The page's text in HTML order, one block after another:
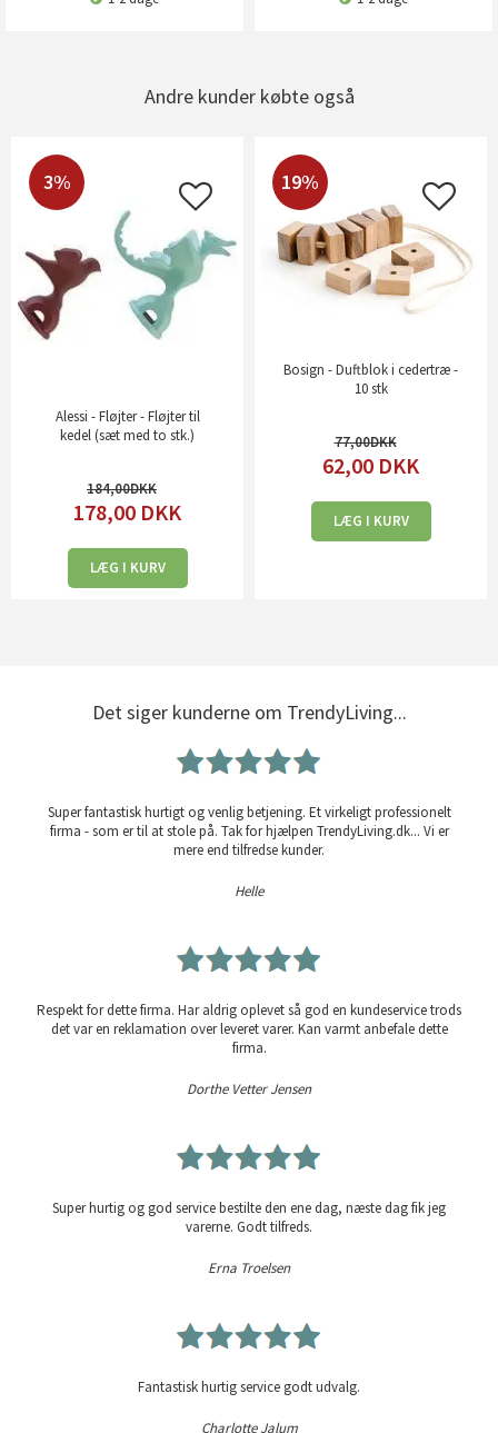
Andre kunder købte også
3%
Alessi - Fløjter - Fløjter til
kedel (sæt med to stk.)
184,00
178,00 DKK
LÆG I KURV
19%
Bosign - Duftblok i cedertræ -
10 stk
77,00
62,00 DKK
LÆG I KURV
Det siger kunderne om TrendyLiving...
Super fantastisk hurtigt og venlig betjening. Et virkeligt professionelt
firma - som er til at stole på. Tak for hjælpen TrendyLiving.dk... Vi er
mere end tilfredse kunder.
Helle
Respekt for dette firma. Har aldrig oplevet så god en kundeservice trods
det var en reklamation over leveret varer. Kan varmt anbefale dette
firma.
Dorthe Vetter Jensen
Super hurtig og god service bestilte den ene dag, næste dag fik jeg
varerne. Godt tilfreds.
Erna Troelsen
Fantastisk hurtig service godt udvalg.
Charlotte Jalum